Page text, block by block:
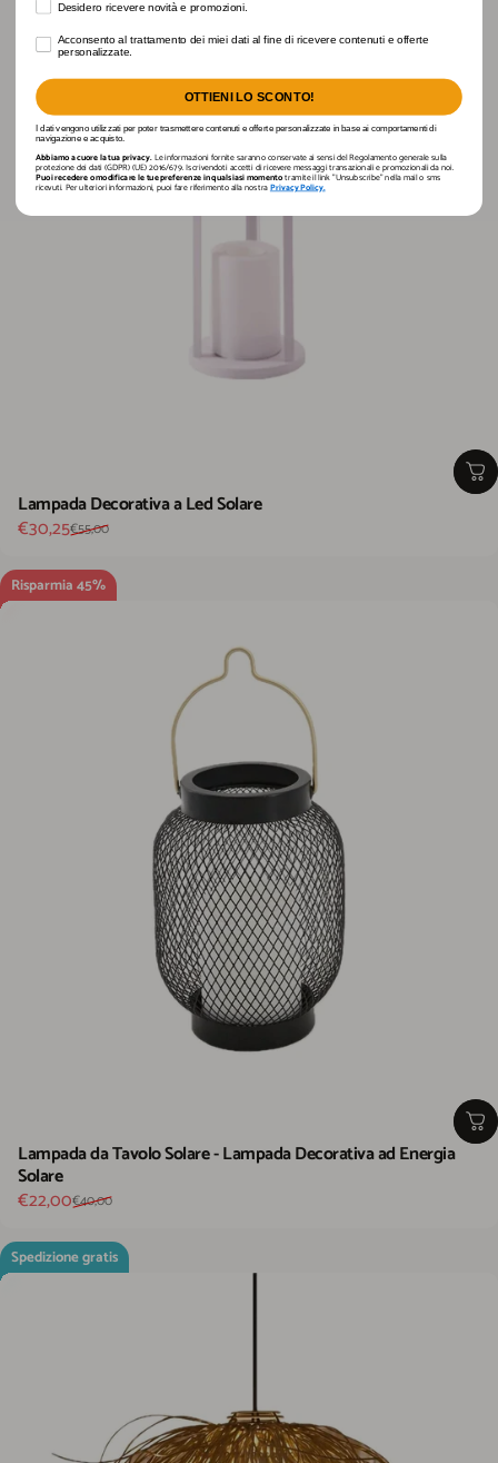
Lampada Decorativa a Led Solare
Prezzo scontato
€30,25
Prezzo di listino
€55,00
Risparmia 45%
Lampada da Tavolo Solare - Lampada Decorativa ad Energia
Solare
Prezzo scontato
€22,00
Prezzo di listino
€40,00
Spedizione gratis
Desidero ricevere novità e promozioni.
Desidero ricevere novità e promozioni.
Acconsento al trattamento dei miei dati al fine di ricevere contenuti e offerte
Acconsento al trattamento dei miei dati al fine di ricevere contenuti e offerte
personalizzate.
OTTIENI LO SCONTO!
I dati vengono utilizzati per poter trasmettere contenuti e offerte personalizzate in base ai comportamenti di
navigazione e acquisto.
Abbiamo a cuore la tua privacy.Le informazioni fornite saranno conservate ai sensi del Regolamento generale sulla
protezione dei dati (GDPR) (UE) 2016/679. Iscrivendoti accetti di ricevere messaggi transazionali e promozionali da noi.
Puoi recedere o modificare le tue preferenze in qualsiasi momentotramite il link "Unsubscribe" nella mail o sms
ricevuti. Per ulteriori informazioni, puoi fare riferimento alla nostraPrivacy Policy.